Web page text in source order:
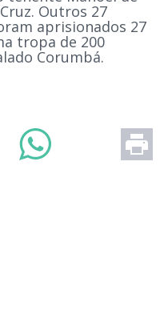
Outros 27
aprisionados 27
tropa de 200
Corumbá.